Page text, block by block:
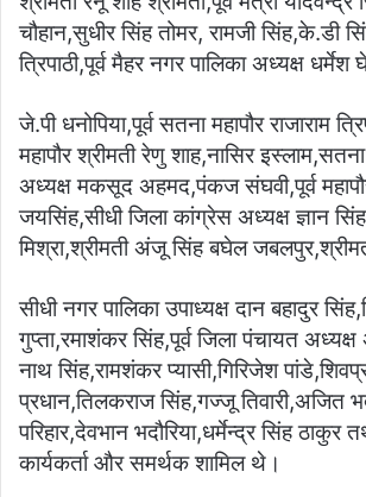
चौहान,सुधीर सिंह तोमर, रामजी सिंह,के.डी
त्रिपाठी,पूर्व मैहर नगर पालिका अध्यक्ष धर्मेश
जे.पी धनोपिया,पूर्व सतना महापौर राजाराम
महापौर श्रीमती रेणु शाह,नासिर
अध्यक्ष मकसूद अहमद,पंकज संघवी,पूर्व
जयसिंह,सीधी जिला कांग्रेस अध्यक्ष ज्ञान
मिश्रा,श्रीमती अंजू सिंह बघेल
सीधी नगर पालिका उपाध्यक्ष दान बहादुर
गुप्ता,रमाशंकर सिंह,पूर्व जिला पंचायत
नाथ सिंह,रामशंकर प्यासी,गिरिजेश
प्रधान,तिलकराज सिंह,गज्जू तिवारी,अजित
परिहार,देवभान भदौरिया,धर्मेन्द्र सिंह ठाकुर
कार्यकर्ता और समर्थक शामिल थे।